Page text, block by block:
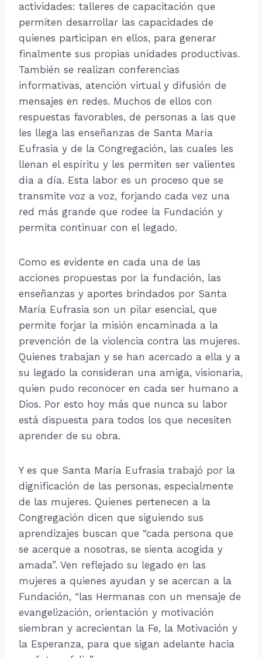
actividades: talleres de capacitación que
permiten desarrollar las capacidades de
quienes participan en ellos, para generar
finalmente sus propias unidades productivas.
También se realizan conferencias
informativas, atención virtual y difusión de
mensajes en redes. Muchos de ellos con
respuestas favorables, de personas a las que
les llega las enseñanzas de Santa María
Eufrasia y de la Congregación, las cuales les
llenan el espíritu y les permiten ser valientes
día a día. Esta labor es un proceso que se
transmite voz a voz, forjando cada vez una
red más grande que rodee la Fundación y
permita continuar con el legado.
Como es evidente en cada una de las
acciones propuestas por la fundación, las
enseñanzas y aportes brindados por Santa
María Eufrasia son un pilar esencial, que
permite forjar la misión encaminada a la
prevención de la violencia contra las mujeres.
Quienes trabajan y se han acercado a ella y a
su legado la consideran una amiga, visionaria,
quien pudo reconocer en cada ser humano a
Dios. Por esto hoy más que nunca su labor
está dispuesta para todos los que necesiten
aprender de su obra.
Y es que Santa María Eufrasia trabajó por la
dignificación de las personas, especialmente
de las mujeres. Quienes pertenecen a la
Congregación dicen que siguiendo sus
aprendizajes buscan que “cada persona que
se acerque a nosotras, se sienta acogida y
amada”. Ven reflejado su legado en las
mujeres a quienes ayudan y se acercan a la
Fundación, “las Hermanas con un mensaje de
evangelización, orientación y motivación
siembran y acrecientan la Fe, la Motivación y
la Esperanza, para que sigan adelante hacia